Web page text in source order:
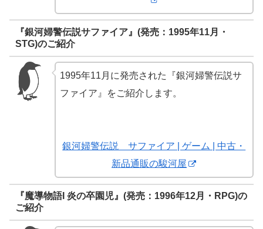
『銀河婦警伝説サファイア』(発売：1995年11月・
STG)のご紹介
1995年11月に発売された『銀河婦警伝説サ
ファイア』をご紹介します。
銀河婦警伝説 サファイア | ゲーム | 中古・
新品通販の駿河屋
『魔導物語I 炎の卒園児』(発売：1996年12月・RPG)の
ご紹介